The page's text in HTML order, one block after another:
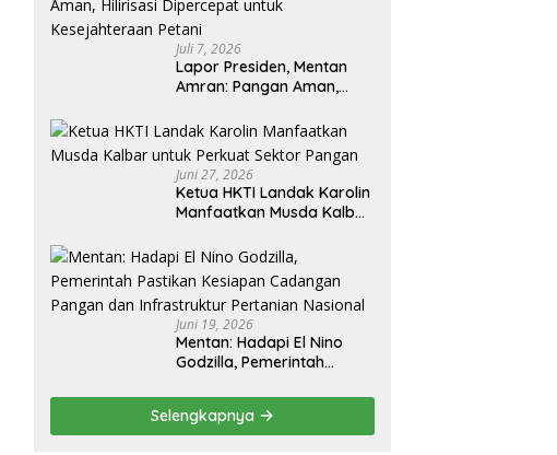
Juli 7, 2026
Lapor Presiden, Mentan
Amran: Pangan Aman,
Kesejahteraan Petani
Juni 27, 2026
Ketua HKTI Landak Karolin
Manfaatkan Musda Kalbar
Pangan
Juni 19, 2026
Mentan: Hadapi El Nino
Godzilla, Pemerintah
Cadangan Pangan dan
Infrastruktur Pertanian
Nasional
Selengkapnya